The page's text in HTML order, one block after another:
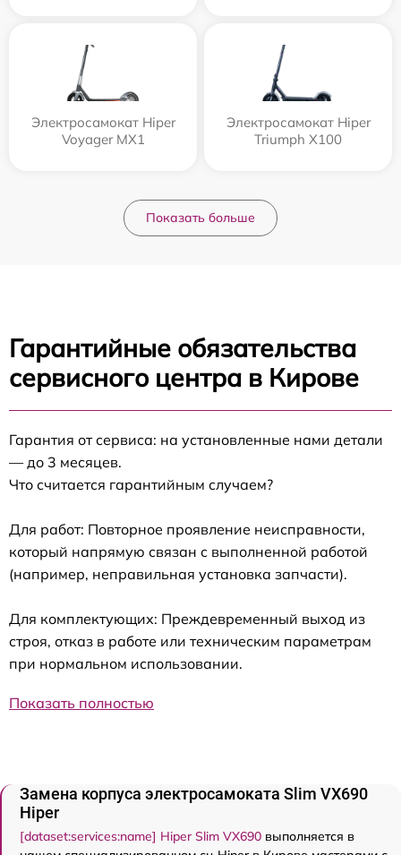
Электросамокат Hiper
Voyager MX1
Электросамокат Hiper
Triumph X100
Показать больше
Гарантийные обязательства
сервисного центра в Кирове
Гарантия от сервиса: на установленные нами детали
— до 3 месяцев.
Что считается гарантийным случаем?
Для работ: Повторное проявление неисправности,
который напрямую связан с выполненной работой
(например, неправильная установка запчасти).
Для комплектующих: Преждевременный выход из
строя, отказ в работе или техническим параметрам
при нормальном использовании.
Показать полностью
Замена корпуса электросамоката Slim VX690
Hiper
[dataset:services:name] Hiper Slim VX690 выполняется в